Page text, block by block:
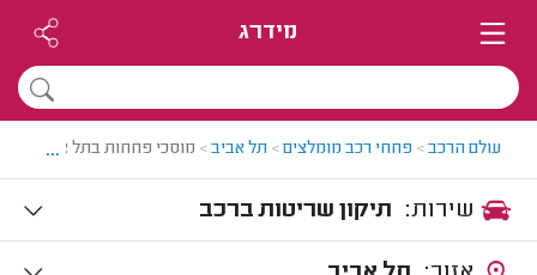
מידרג
עולם הרכב> פחחי רכב מומלצים> תל אביב> מוסכי פחחות בתל אביב
...
תיקון שריטות ברכב